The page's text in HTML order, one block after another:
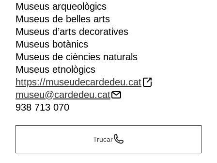
Museus arqueològics
Museus de belles arts
Museus d’arts decoratives
Museus botànics
Museus de ciències naturals
Museus etnològics
https://museudecardedeu.cat
museu@cardedeu.cat
938 713 070
Trucar